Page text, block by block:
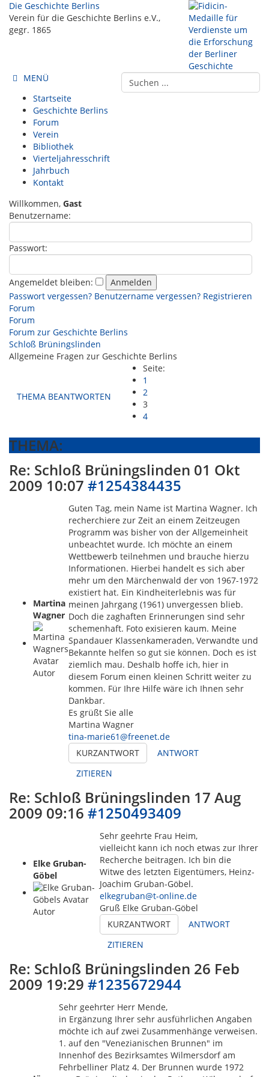
Die Geschichte Berlins
Verein für die Geschichte Berlins e.V.,
gegr. 1865
MENÜ
Startseite
Geschichte Berlins
Forum
Verein
Bibliothek
Vierteljahresschrift
Jahrbuch
Kontakt
Willkommen, Gast
Benutzername:
Passwort:
Angemeldet bleiben:
Passwort vergessen? Benutzername vergessen? Registrieren
Forum
Forum
Forum zur Geschichte Berlins
Schloß Brüningslinden
Allgemeine Fragen zur Geschichte Berlins
THEMA BEANTWORTEN
Seite:
1
2
3
4
THEMA:
Re: Schloß Brüningslinden 01 Okt
2009 10:07 #1254384435
Martina
Wagner
Autor
Guten Tag, mein Name ist Martina Wagner. Ich
recherchiere zur Zeit an einem Zeitzeugen
Programm was bisher von der Allgemeinheit
unbeachtet wurde. Ich möchte an einem
Wettbewerb teilnehmen und brauche hierzu
Informationen. Hierbei handelt es sich aber
mehr um den Märchenwald der von 1967-1972
existiert hat. Ein Kindheiterlebnis was für
meinen Jahrgang (1961) unvergessen blieb.
Doch die zaghaften Erinnerungen sind sehr
schemenhaft. Foto exisieren kaum. Meine
Spandauer Klassenkameraden, Verwandte und
Bekannte helfen so gut sie können. Doch es ist
ziemlich mau. Deshalb hoffe ich, hier in
diesem Forum einen kleinen Schritt weiter zu
kommen. Für Ihre Hilfe wäre ich Ihnen sehr
Dankbar.
Es grüßt Sie alle
Martina Wagner
tina-marie61@freenet.de
KURZANTWORT
ANTWORT
ZITIEREN
Re: Schloß Brüningslinden 17 Aug
2009 09:16 #1250493409
Elke Gruban-
Göbel
Autor
Sehr geehrte Frau Heim,
vielleicht kann ich noch etwas zur Ihrer
Recherche beitragen. Ich bin die
Witwe des letzten Eigentümers, Heinz-
Joachim Gruban-Göbel.
elkegruban@t-online.de
Gruß Elke Gruban-Göbel
KURZANTWORT
ANTWORT
ZITIEREN
Re: Schloß Brüningslinden 26 Feb
2009 19:29 #1235672944
Sehr geehrter Herr Mende,
in Ergänzung Ihrer sehr ausführlichen Angaben
möchte ich auf zwei Zusammenhänge verweisen.
1. auf den "Venezianischen Brunnen" im
Innenhof des Bezirksamtes Wilmersdorf am
Fehrbelliner Platz 4. Der Brunnen wurde 1972